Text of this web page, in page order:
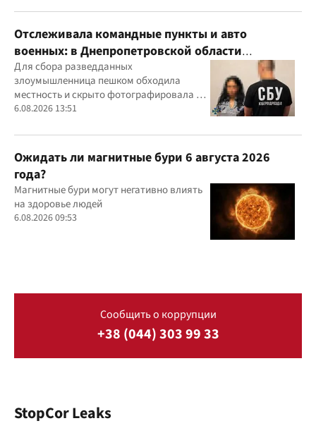
Отслеживала командные пункты и авто
военных: в Днепропетровской области
задержали агентку ФСБ
Для сбора разведданных
злоумышленница пешком обходила
местность и скрыто фотографировала и
обозначала на гугл-картах объекты
6.08.2026 13:51
Ожидать ли магнитные бури 6 августа 2026
года?
Магнитные бури могут негативно влиять
на здоровье людей
6.08.2026 09:53
Сообщить о коррупции
+38 (044) 303 99 33
StopCor Leaks